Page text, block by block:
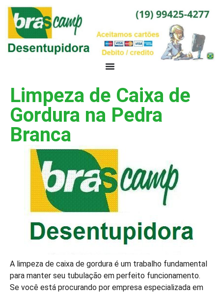
Limpeza de Caixa de
Gordura na Pedra
Branca
A limpeza de caixa de gordura é um trabalho fundamental
para manter seu tubulação em perfeito funcionamento.
Se você está procurando por empresa especializada em